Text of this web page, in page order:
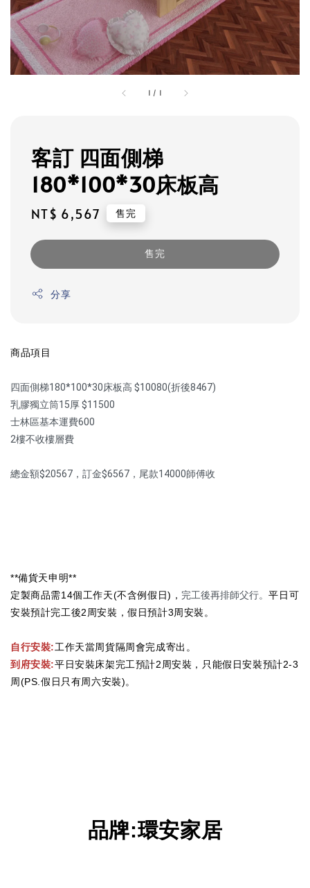
1 / 1
客訂 四面側梯
180*100*30床板高
Regular
NT$ 6,567 售完
售完
分享
商品項目
四面側梯180*100*30床板高 $10080(折後8467)
乳膠獨立筒15厚 $11500
士林區基本運費600
2樓不收樓層費
總金額$20567，訂金$6567，尾款14000師傅收
**備貨天申明**
定製商品需14個工作天(不含例假日)， 完工後再排師父行。平日可
安裝預計完工後2周安裝，假日預計3周安裝。
自行安裝:工作天當周貨隔周會完成寄出。
到府安裝:平日安裝床架完工預計2周安裝，只能假日安裝預計2-3
周(PS.假日只有周六安裝)。
品牌:環安家居